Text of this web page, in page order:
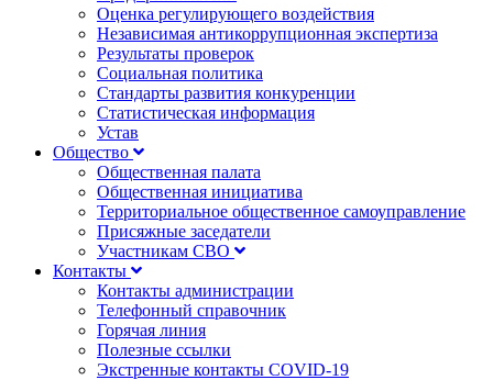
Оценка регулирующего воздействия
Независимая антикоррупционная экспертиза
Результаты проверок
Социальная политика
Стандарты развития конкуренции
Статистическая информация
Устав
Общество
Общественная палата
Общественная инициатива
Территориальное общественное самоуправление
Присяжные заседатели
Участникам СВО
Контакты
Контакты администрации
Телефонный справочник
Горячая линия
Полезные ссылки
Экстренные контакты COVID-19